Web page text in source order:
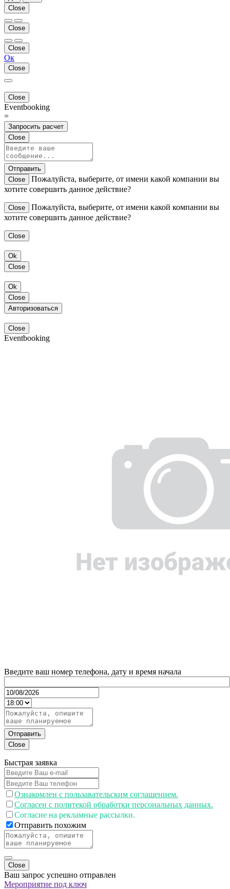
Close
Close
Close
Ок
Close
Close
Eventbooking
=
Запросить расчет
Close
Отправить
Close
Пожалуйста, выберите, от имени какой компании вы
хотите совершить данное действие?
Close
Пожалуйста, выберите, от имени какой компании вы
хотите совершить данное действие?
Close
Ok
Close
Ok
Close
Авторизоваться
Close
Eventbooking
Введите ваш номер телефона, дату и время начала
Отправить
Close
Быстрая заявка
Ознакомлен с пользавательским соглашением.
Согласен с политекой обработки персональных данных.
Согласие на рекламные рассылки.
Отправить похожим
Close
Ваш запрос успешно отправлен
Мероприятие под ключ